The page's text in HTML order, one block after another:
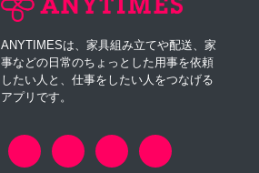
ANYTIMESは、家具組み立てや配送、家
事などの日常のちょっとした用事を依頼
したい人と、仕事をしたい人をつなげる
アプリです。